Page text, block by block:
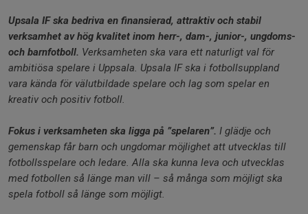
Upsala IF ska bedriva en finansierad, attraktiv och stabil
verksamhet av hög kvalitet inom herr-, dam-, junior-, ungdoms-
och barnfotboll. Verksamheten ska vara ett naturligt val för
ambitiösa spelare i Uppsala. Upsala IF ska i fotbollsuppland
vara kända för välutbildade spelare och lag som spelar en
kreativ och positiv fotboll.
Fokus i verksamheten ska ligga på ”spelaren”. I glädje och
gemenskap får barn och ungdomar möjlighet att utvecklas till
fotbollsspelare och ledare.Alla ska kunna leva och utvecklas
med fotbollen så länge man vill – så många som möjligt ska
spela fotboll så länge som möjligt.